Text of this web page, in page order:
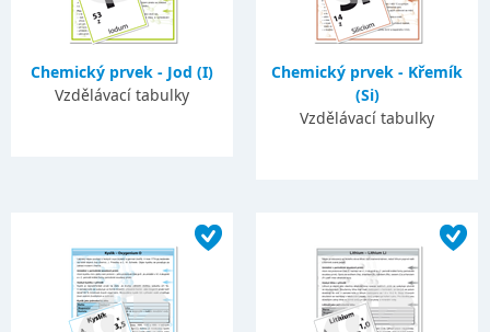
Chemický prvek - Jod (I)
Vzdělávací tabulky
Chemický prvek - Křemík
(Si)
Vzdělávací tabulky